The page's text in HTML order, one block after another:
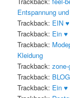
Entspannung
Trackback: EIN
Trackback: Ein ♥
Trackback:
Kleidung
Trackback:
Trackback:
Trackback: Ein ♥